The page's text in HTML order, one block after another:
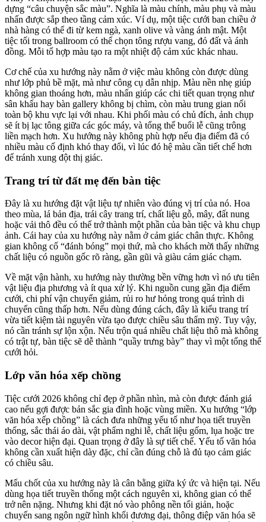
dựng “câu chuyện sắc màu”. Nghĩa là màu chính, màu phụ và màu
nhấn được sắp theo tầng cảm xúc. Ví dụ, một tiệc cưới ban chiều ở
nhà hàng có thể đi từ kem ngà, xanh olive và vàng ánh mật. Một
tiệc tối trong ballroom có thể chọn tông rượu vang, đỏ đất và ánh
đồng. Mỗi tổ hợp màu tạo ra một nhiệt độ cảm xúc khác nhau.
Cơ chế của xu hướng này nằm ở việc màu không còn được dùng
như lớp phủ bề mặt, mà như công cụ dẫn nhịp. Màu nền nhẹ giúp
không gian thoáng hơn, màu nhấn giúp các chi tiết quan trọng như
sân khấu hay bàn gallery không bị chìm, còn màu trung gian nối
toàn bộ khu vực lại với nhau. Khi phối màu có chủ đích, ảnh chụp
sẽ ít bị lạc tông giữa các góc máy, và tổng thể buổi lễ cũng trông
liền mạch hơn. Xu hướng này không phù hợp nếu địa điểm đã có
nhiều màu cố định khó thay đổi, vì lúc đó hệ màu cần tiết chế hơn
để tránh xung đột thị giác.
Trang trí từ đất mẹ đến bàn tiệc
Đây là xu hướng đặt vật liệu tự nhiên vào đúng vị trí của nó. Hoa
theo mùa, lá bản địa, trái cây trang trí, chất liệu gỗ, mây, đất nung
hoặc vải thô đều có thể trở thành một phần của bàn tiệc và khu chụp
ảnh. Cái hay của xu hướng này nằm ở cảm giác chân thực. Không
gian không cố “đánh bóng” mọi thứ, mà cho khách mời thấy những
chất liệu có nguồn gốc rõ ràng, gần gũi và giàu cảm giác chạm.
Về mặt vận hành, xu hướng này thường bền vững hơn vì nó ưu tiên
vật liệu địa phương và ít qua xử lý. Khi nguồn cung gần địa điểm
cưới, chi phí vận chuyển giảm, rủi ro hư hỏng trong quá trình di
chuyển cũng thấp hơn. Nếu dùng đúng cách, đây là kiểu trang trí
vừa tiết kiệm tài nguyên vừa tạo được chiều sâu thẩm mỹ. Tuy vậy,
nó cần tránh sự lộn xộn. Nếu trộn quá nhiều chất liệu thô mà không
có trật tự, bàn tiệc sẽ dễ thành “quầy trưng bày” thay vì một tổng thể
cưới hỏi.
Lớp văn hóa xếp chồng
Tiệc cưới 2026 không chỉ đẹp ở phần nhìn, mà còn được đánh giá
cao nếu gợi được bản sắc gia đình hoặc vùng miền. Xu hướng “lớp
văn hóa xếp chồng” là cách đưa những yếu tố như họa tiết truyền
thống, sắc thái áo dài, vật phẩm nghi lễ, chất liệu gốm, lụa hoặc tre
vào decor hiện đại. Quan trọng ở đây là sự tiết chế. Yếu tố văn hóa
không cần xuất hiện dày đặc, chỉ cần đúng chỗ là đủ tạo cảm giác
có chiều sâu.
Mấu chốt của xu hướng này là cân bằng giữa ký ức và hiện tại. Nếu
dùng họa tiết truyền thống một cách nguyên xi, không gian có thể
trở nên nặng. Nhưng khi đặt nó vào phông nền tối giản, hoặc
chuyển sang ngôn ngữ hình khối đương đại, thông điệp văn hóa sẽ